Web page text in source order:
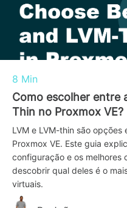
8 Min
Como escolher entre
Thin no Proxmox VE?
LVM e LVM-thin são
Proxmox VE. Este guia
configuração e os melhores
descobrir qual deles é o
virtuais.